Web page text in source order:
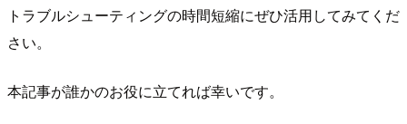
トラブルシューティングの時間短縮にぜひ活用してみてくだ
さい。
本記事が誰かのお役に立てれば幸いです。